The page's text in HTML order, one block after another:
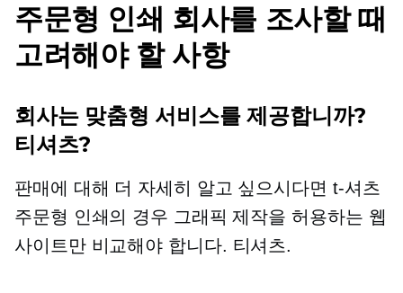
주문형 인쇄 회사를 조사할 때
고려해야 할 사항
회사는 맞춤형 서비스를 제공합니까?
티셔츠?
판매에 대해 더 자세히 알고 싶으시다면 t-셔츠
주문형 인쇄의 경우 그래픽 제작을 허용하는 웹
사이트만 비교해야 합니다. 티셔츠.